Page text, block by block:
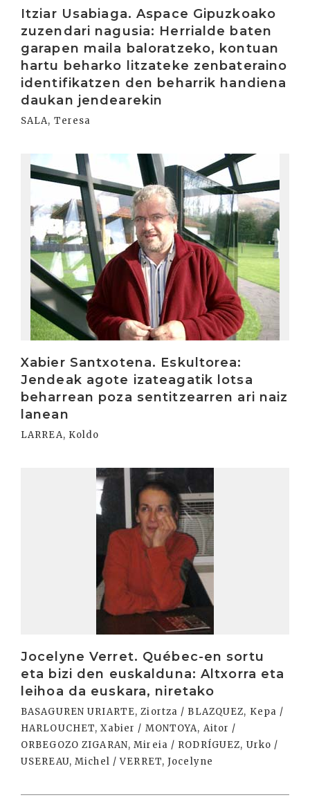
Itziar Usabiaga. Aspace Gipuzkoako
zuzendari nagusia: Herrialde baten
garapen maila baloratzeko, kontuan
hartu beharko litzateke zenbateraino
identifikatzen den beharrik handiena
daukan jendearekin
SALA, Teresa
Xabier Santxotena. Eskultorea:
Jendeak agote izateagatik lotsa
beharrean poza sentitzearren ari naiz
lanean
LARREA, Koldo
Irakurri
Jocelyne Verret. Québec-en sortu
eta bizi den euskalduna: Altxorra eta
leihoa da euskara, niretako
BASAGUREN URIARTE, Ziortza / BLAZQUEZ, Kepa /
HARLOUCHET, Xabier / MONTOYA, Aitor /
ORBEGOZO ZIGARAN, Mireia / RODRÍGUEZ, Urko /
USEREAU, Michel / VERRET, Jocelyne